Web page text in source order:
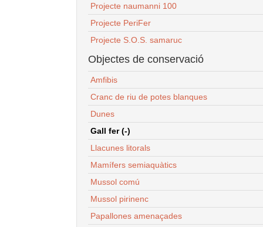
Projecte naumanni 100
Projecte PeriFer
Projecte S.O.S. samaruc
Objectes de conservació
Amfibis
Cranc de riu de potes blanques
Dunes
Gall fer (-)
Llacunes litorals
Mamífers semiaquàtics
Mussol comú
Mussol pirinenc
Papallones amenaçades